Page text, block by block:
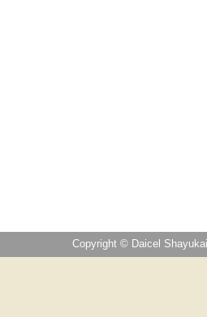
Copyright © Daicel